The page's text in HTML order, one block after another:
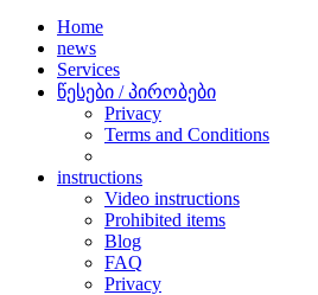
Home
news
Services
წესები / პირობები
Privacy
Terms and Conditions
instructions
Video instructions
Prohibited items
Blog
FAQ
Privacy